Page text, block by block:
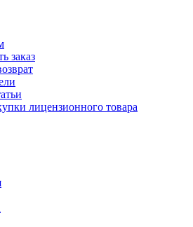
заказ
лицензионного товара